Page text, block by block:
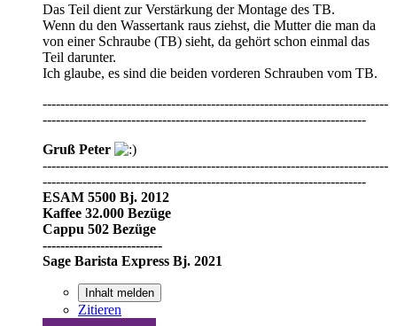
Das Teil dient zur Verstärkung der Montage des TB.
Wenn du den Wassertank raus ziehst, die Mutter die man da
von einer Schraube (TB) sieht, da gehört schon einmal das
Teil darunter.
Ich glaube, es sind die beiden vorderen Schrauben vom TB.
------------------------------------------------------------------------------
-------------------------------------------------------------------------
Gruß Peter
------------------------------------------------------------------------------
-------------------------------------------------------------------------
ESAM 5500 Bj. 2012
Kaffee 32.000 Bezüge
Cappu 502 Bezüge
---------------------------
Sage Barista Express Bj. 2021
Inhalt melden
Zitieren